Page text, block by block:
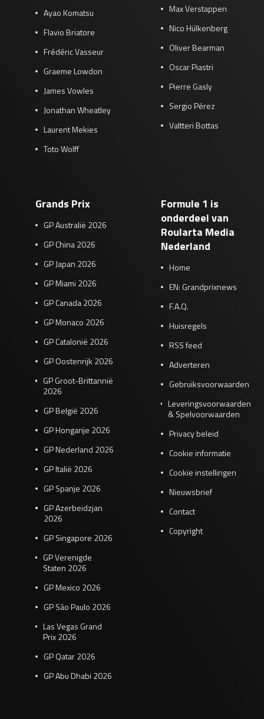
Ayao Komatsu
Flavio Briatore
Frédéric Vasseur
Graeme Lowdon
James Vowles
Jonathan Wheatley
Laurent Mekies
Toto Wolff
Max Verstappen
Nico Hülkenberg
Oliver Bearman
Oscar Piastri
Pierre Gasly
Sergio Pérez
Valtteri Bottas
Grands Prix
GP Australië 2026
GP China 2026
GP Japan 2026
GP Miami 2026
GP Canada 2026
GP Monaco 2026
GP Catalonië 2026
GP Oostenrijk 2026
GP Groot-Brittannië
2026
GP België 2026
GP Hongarije 2026
GP Nederland 2026
GP Italië 2026
GP Spanje 2026
GP Azerbeidzjan
2026
GP Singapore 2026
GP Verenigde
Staten 2026
GP Mexico 2026
GP São Paulo 2026
Las Vegas Grand
Prix 2026
GP Qatar 2026
GP Abu Dhabi 2026
Formule 1 is
onderdeel van
Roularta Media
Nederland
Home
EN: Grandprixnews
F.A.Q.
Huisregels
RSS feed
Adverteren
Gebruiksvoorwaarden
Leveringsvoorwaarden
& Spelvoorwaarden
Privacy beleid
Cookie informatie
Cookie instellingen
Nieuwsbrief
Contact
Copyright